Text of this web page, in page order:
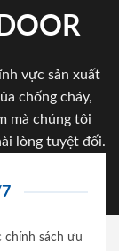
vực sản xuất
chống cháy,
mà chúng tôi
lòng tuyệt đối.
chính sách ưu